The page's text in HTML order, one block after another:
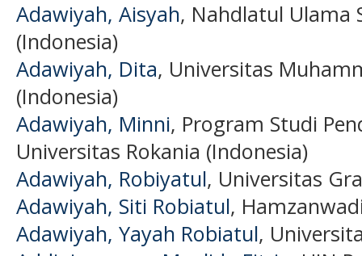
Adawiyah, Aisyah, Nahdlatul Ulama
(Indonesia)
Adawiyah, Dita, Universitas
(Indonesia)
Adawiyah, Minni, Program Studi
Universitas Rokania (Indonesia)
Adawiyah, Robiyatul, Universitas
Adawiyah, Siti Robiatul,
Adawiyah, Yayah Robiatul,